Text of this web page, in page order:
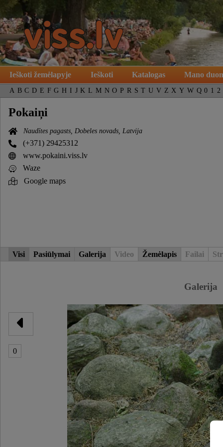
Ieškoti žemėlapyje Ieškoti Katalogas Mano
A B C D E F G H I J K L M N O P R S T U V Z X Y W Q 0 1 2
Pokaiņi
Naudītes pagasts, Dobeles novads, Latvija
(+371) 29425312
www.pokaini.viss.lv
Waze
Google maps
Visi Pasiūlymai Galerija Video Žemėlapis Failai
Galerija
0